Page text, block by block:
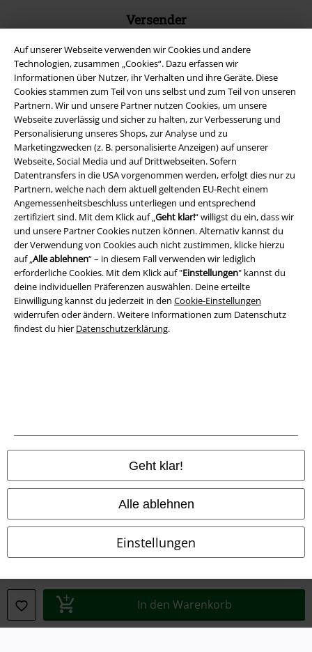
Auf unserer Webseite verwenden wir Cookies und andere
Technologien, zusammen „Cookies“. Dazu erfassen wir
Informationen über Nutzer, ihr Verhalten und ihre Geräte. Diese
Cookies stammen zum Teil von uns selbst und zum Teil von unseren
Partnern. Wir und unsere Partner nutzen Cookies, um unsere
Webseite zuverlässig und sicher zu halten, zur Verbesserung und
Personalisierung unseres Shops, zur Analyse und zu
Marketingzwecken (z. B. personalisierte Anzeigen) auf unserer
Webseite, Social Media und auf Drittwebseiten. Sofern
Datentransfers in die USA vorgenommen werden, erfolgt dies nur zu
Partnern, welche nach dem aktuell geltenden EU-Recht einem
Angemessenheitsbeschluss unterliegen und entsprechend
zertifiziert sind. Mit dem Klick auf „Geht klar!“ willigst du ein, dass wir
und unsere Partner Cookies nutzen können. Alternativ kannst du
der Verwendung von Cookies auch nicht zustimmen, klicke hierzu
auf „Alle ablehnen“ – in diesem Fall verwenden wir lediglich
erforderliche Cookies. Mit dem Klick auf "Einstellungen" kannst du
deine individuellen Präferenzen auswählen. Deine erteilte
Einwilligung kannst du jederzeit in den Cookie-Einstellungen
widerrufen oder ändern. Weitere Informationen zum Datenschutz
findest du hier Datenschutzerklärung.
Geht klar!
Alle ablehnen
Einstellungen
In den Warenkorb
Versender
EMP App
Lade dir jetzt kostenlos unsere neue EMP App runter und genieße
die vielen neuen Funktionen und Vorteile!
A Warner Music Group Company
AGB
Impressum
Datenschutz
Entsorgung und Umweltschutz
Konformitätserklärung
Information zur Barrierefreiheit